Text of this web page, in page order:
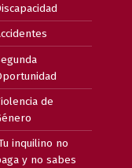
de
inquilino no
y no sabes